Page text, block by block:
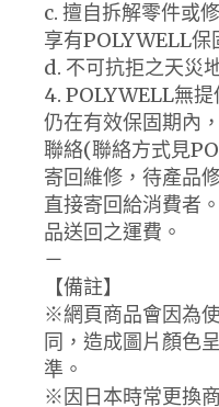
c. 擅自拆解零件或
享有POLYWELL保
d. 不可抗拒之天災
4. POLYWELL無
仍在有效保固期內
聯絡(聯絡方式見
寄回維修，待產品
直接寄回給消費者
品送回之運費。
－
【備註】
※網頁商品會因為
同，造成圖片顏色
準。
※因日本時常更換